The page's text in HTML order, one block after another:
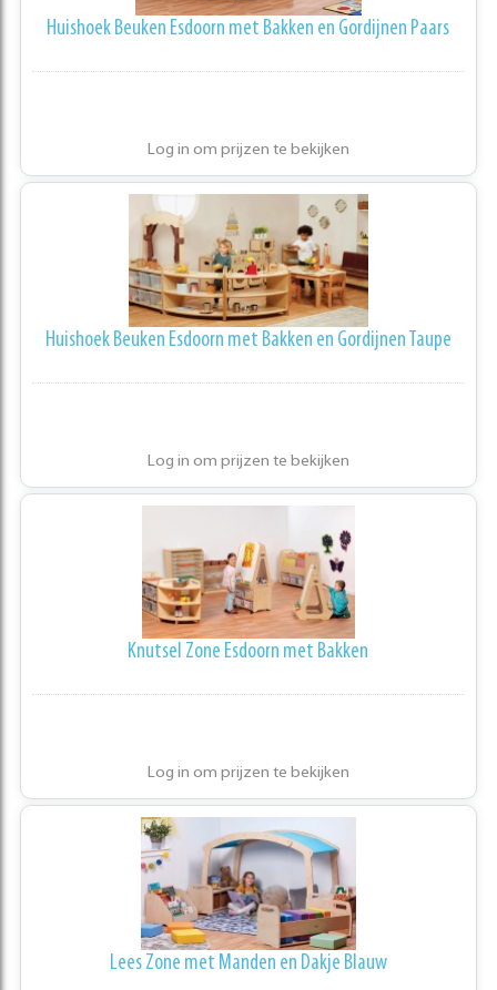
Huishoek Beuken Esdoorn met Bakken en Gordijnen Paars
Log in om prijzen te bekijken
Huishoek Beuken Esdoorn met Bakken en Gordijnen Taupe
Log in om prijzen te bekijken
Knutsel Zone Esdoorn met Bakken
Log in om prijzen te bekijken
Lees Zone met Manden en Dakje Blauw